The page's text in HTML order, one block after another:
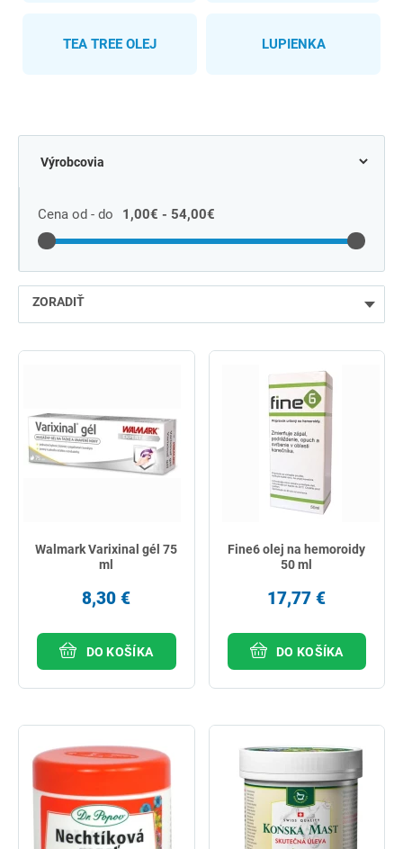
TEA TREE OLEJ LUPIENKA
Cena od - do 1,00€ - 54,00€
ZORADIŤ
najpredávanejšie
podľa názvu od A
Walmark Varixinal gél 75
ml
8,30 €
DO KOŠÍKA
Fine6 olej na hemoroidy
50 ml
17,77 €
DO KOŠÍKA